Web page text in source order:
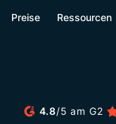
Preise Ressourcen
4.8/5 am G2